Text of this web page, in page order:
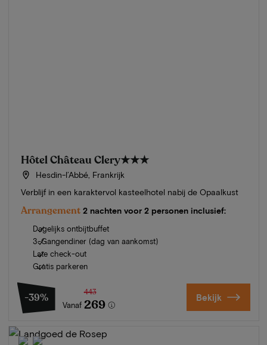
Hôtel Château Clery★★★
Hesdin-l’Abbé, Frankrijk
Verblijf in een karaktervol kasteelhotel nabij de Opaalkust
Arrangement 2 nachten voor 2 personen inclusief:
Dagelijks ontbijtbuffet
3-Gangendiner (dag van aankomst)
Late check-out
Gratis parkeren
-39%
Vanaf
443
269 Bekijk